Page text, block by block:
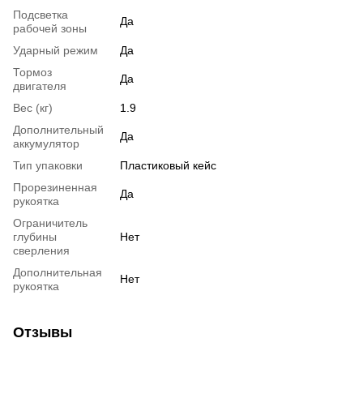
Подсветка
рабочей зоны
Да
Ударный режим
Да
Тормоз
двигателя
Да
Вес (кг)
1.9
Дополнительный
аккумулятор
Да
Тип упаковки
Пластиковый кейс
Прорезиненная
рукоятка
Да
Ограничитель
глубины
сверления
Нет
Дополнительная
рукоятка
Нет
Отзывы